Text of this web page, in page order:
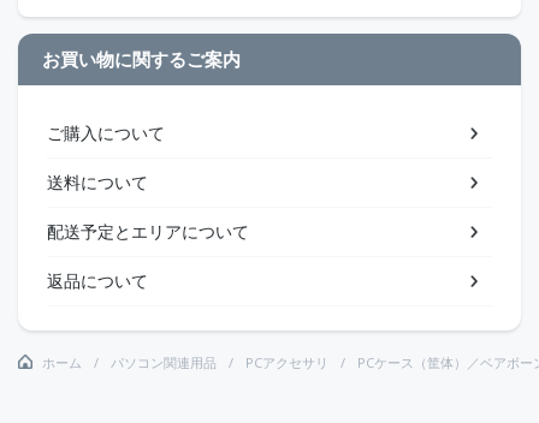
お買い物に関するご案内
ご購入について
送料について
配送予定とエリアについて
返品について
ホーム パソコン関連用品 PCアクセサリ PCケース（筐体）／ベアボー